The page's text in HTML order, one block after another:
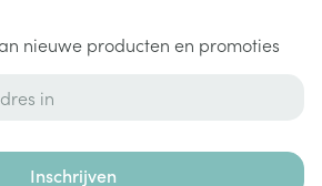
nieuwe producten en promoties
Inschrijven